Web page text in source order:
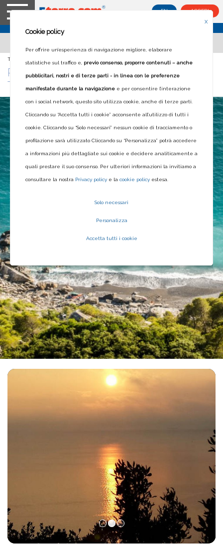
EN ACCEDI
Ti trovi in:
PUNTA CORVO: UNA META DA NON
TRALASCIARE
X
Cookie policy
Per offrire un’esperienza di navigazione migliore, elaborare
statistiche sul traffico e, previo consenso, proporre contenuti – anche
pubblicitari, nostri e di terze parti - in linea con le preferenze
manifestate durante la navigazione e per consentire l’interazione
con i social network, questo sito utilizza cookie, anche di terze parti.
Cliccando su “Accetta tutti i cookie” acconsente all’utilizzo di tutti i
cookie. Cliccando su “Solo necessari” nessun cookie di tracciamento o
profilazione sarà utilizzato Cliccando su “Personalizza” potrà accedere
a informazioni più dettagliate sui cookie e decidere analiticamente a
quali prestare il suo consenso. Per ulteriori informazioni la invitiamo a
consultare la nostra Privacy policy e la cookie policy estesa.
Solo necessari
Personalizza
Accetta tutti i cookie